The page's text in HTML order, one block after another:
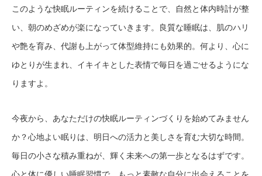
このような快眠ルーティンを続けることで、自然と体内時計が整
い、朝のめざめが楽になっていきます。良質な睡眠は、肌のハリ
や艶を育み、代謝も上がって体型維持にも効果的。何より、心に
ゆとりが生まれ、イキイキとした表情で毎日を過ごせるようにな
りますよ。
今夜から、あなただけの快眠ルーティンづくりを始めてみません
か？心地よい眠りは、明日への活力と美しさを育む大切な時間。
毎日の小さな積み重ねが、輝く未来への第一歩となるはずです。